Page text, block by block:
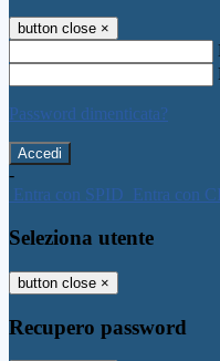
button close ×
Password dimenticata?
-
Entra con SPID Entra con
Seleziona utente
button close ×
Recupero password